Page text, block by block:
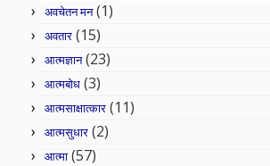
अवचेतन मन(1)
अवतार (15)
आत्मज्ञान(23)
आत्मबोध (3)
आत्मसाक्षात्कार (11)
आत्मसुधार (2)
आत्मा (57)